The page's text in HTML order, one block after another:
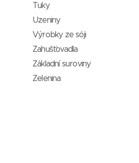
Tuky
Uzeniny
Výrobky ze sóji
Zahušťovadla
Základní suroviny
Zelenina